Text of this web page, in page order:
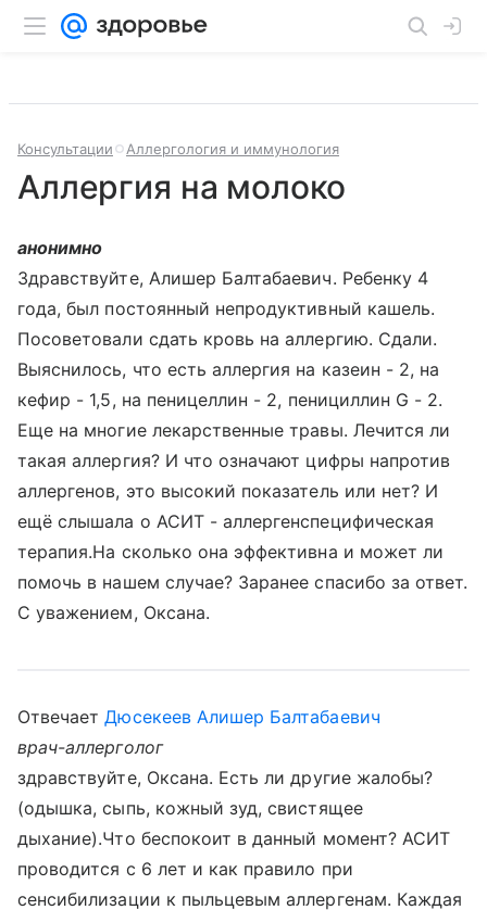
Консультации Аллергология и иммунология
Аллергия на молоко
анонимно
Здравствуйте, Алишер Балтабаевич. Ребенку 4
года, был постоянный непродуктивный кашель.
Посоветовали сдать кровь на аллергию. Сдали.
Выяснилось, что есть аллергия на казеин - 2, на
кефир - 1,5, на пеницеллин - 2, пенициллин G - 2.
Еще на многие лекарственные травы. Лечится ли
такая аллергия? И что означают цифры напротив
аллергенов, это высокий показатель или нет? И
ещё слышала о АСИТ - аллергенспецифическая
терапия.На сколько она эффективна и может ли
помочь в нашем случае? Заранее спасибо за ответ.
С уважением, Оксана.
ОтвечаетДюсекеев Алишер Балтабаевич
врач-аллерголог
здравствуйте, Оксана. Есть ли другие жалобы?
(одышка, сыпь, кожный зуд, свистящее
дыхание).Что беспокоит в данный момент? АСИТ
проводится с 6 лет и как правило при
сенсибилизации к пыльцевым аллергенам. Каждая